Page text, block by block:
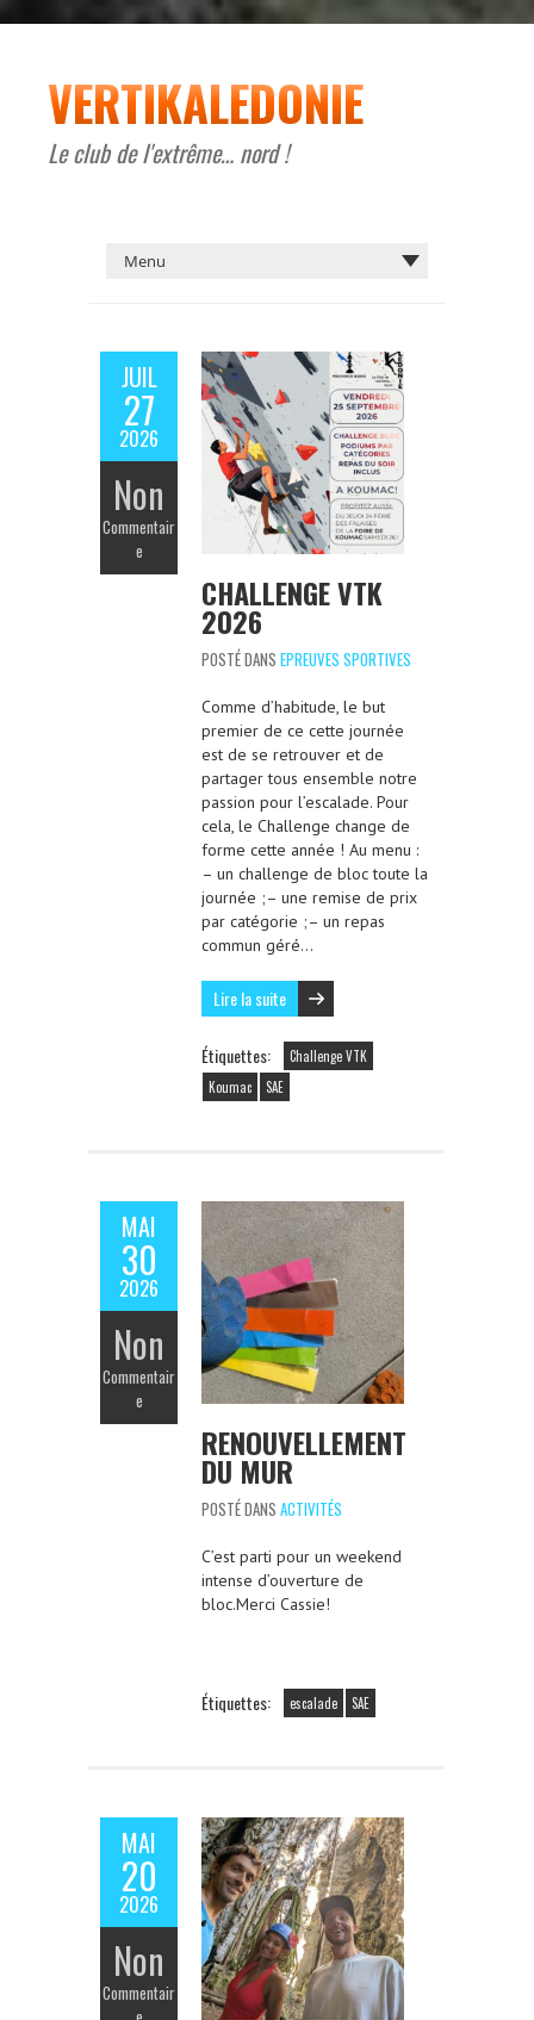
VERTIKALEDONIE
Le club de l'extrême… nord !
JUIL
27
2026
Non
Commentair
e
CHALLENGE VTK
2026
POSTÉ DANS EPREUVES SPORTIVES
Comme d’habitude, le but
premier de ce cette journée
est de se retrouver et de
partager tous ensemble notre
passion pour l’escalade. Pour
cela, le Challenge change de
forme cette année ! Au menu :
– un challenge de bloc toute la
journée ;– une remise de prix
par catégorie ;– un repas
commun géré…
Lire la suite
Étiquettes:
Challenge VTK
Koumac
SAE
MAI
30
2026
Non
Commentair
e
RENOUVELLEMENT
DU MUR
POSTÉ DANS ACTIVITÉS
C’est parti pour un weekend
intense d’ouverture de
bloc.Merci Cassie!
Étiquettes: escalade SAE
MAI
20
2026
Non
Commentair